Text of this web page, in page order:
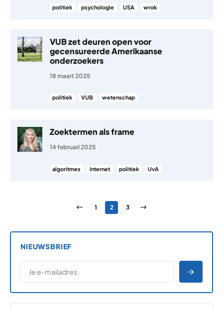
politiek psychologie USA wrok
VUB zet deuren open voor
gecensureerde Amerikaanse
onderzoekers
18 maart 2025
politiek VUB wetenschap
Zoektermen als frame
14 februari 2025
algoritmes internet politiek UvA
Berichten paginering
Vorige pagina
Pagina
1 Pagina
2 Pagina
3 Volgende pagina
NIEUWSBRIEF
E-MAILADRES
*